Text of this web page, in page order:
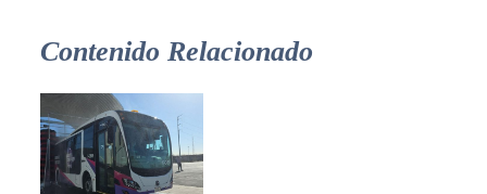
Contenido Relacionado